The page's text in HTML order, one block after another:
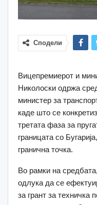
Сподели
Вицепремиерот и
Николоски одржа
министер за
каде што се
третата фаза за
границата со
гранична точка.
Во рамки на
одлука да се
за грант за техничка